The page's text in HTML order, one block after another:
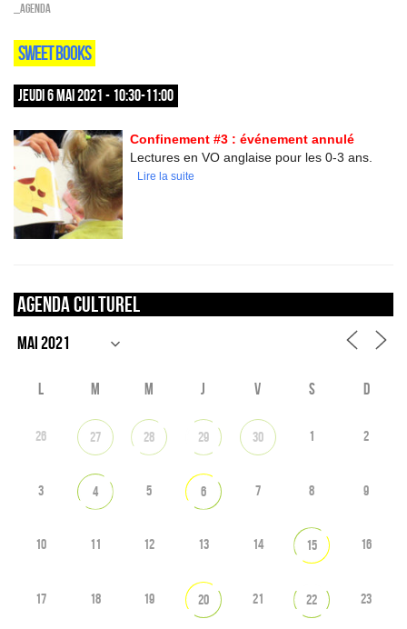
_Agenda
SWEET BOOKS
JEUDI 6 MAI 2021 - 10:30-11:00
Confinement #3 : événement annulé
Lectures en VO anglaise pour les 0-3 ans.
Lire la suite
Agenda culturel
L M M J V S D
26 27 28 29 30 1 2
3 4 5 6 7 8 9
10 11 12 13 14 15 16
17 18 19 20 21 22 23